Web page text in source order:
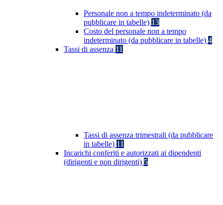
Personale non a tempo indeterminato (da
pubblicare in tabelle) 13
Costo del personale non a tempo
indeterminato (da pubblicare in tabelle) 4
Tassi di assenza 11
Tassi di assenza trimestrali (da pubblicare
in tabelle) 11
Incarichi conferiti e autorizzati ai dipendenti
(dirigenti e non dirigenti) 5